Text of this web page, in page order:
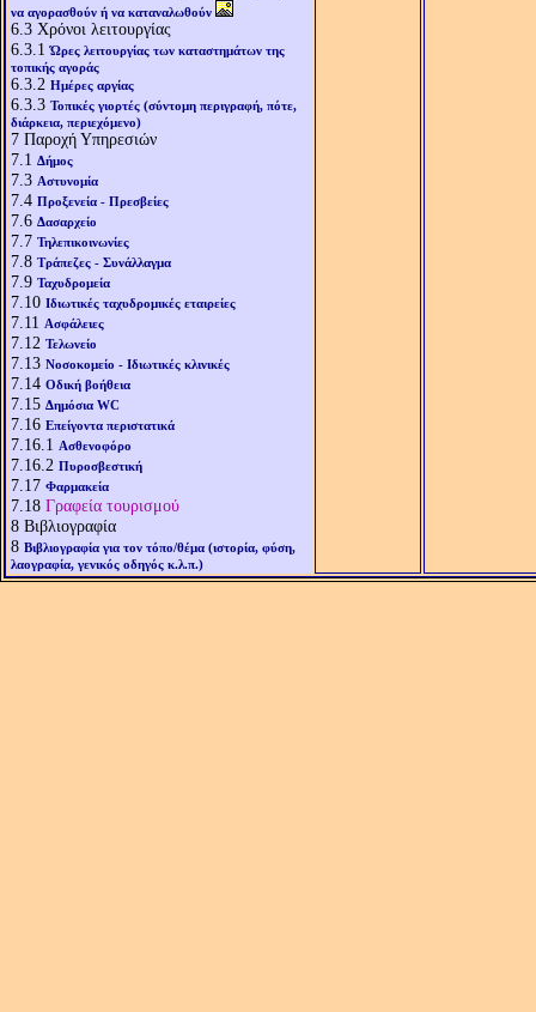
να αγορασθούν ή να καταναλωθούν
6.3 Χρόνοι λειτουργίας
6.3.1Ώρες λειτουργίας των καταστημάτων της
τοπικής αγοράς
6.3.2 Ημέρες αργίας
6.3.3 Τοπικές γιορτές (σύντομη περιγραφή, πότε,
διάρκεια, περιεχόμενο)
7 Παροχή Υπηρεσιών
7.1 Δήμος
7.3 Αστυνομία
7.4 Προξενεία - Πρεσβείες
7.6 Δασαρχείο
7.7 Τηλεπικοινωνίες
7.8 Τράπεζες - Συνάλλαγμα
7.9 Ταχυδρομεία
7.10 Ιδιωτικές ταχυδρομικές εταιρείες
7.11 Ασφάλειες
7.12 Τελωνείο
7.13 Νοσοκομείο - Ιδιωτικές κλινικές
7.14 Οδική βοήθεια
7.15 Δημόσια WC
7.16 Επείγοντα περιστατικά
7.16.1 Ασθενοφόρο
7.16.2 Πυροσβεστική
7.17 Φαρμακεία
7.18 Γραφεία τουρισμού
8 Βιβλιογραφία
8 Βιβλιογραφία για τον τόπο/θέμα (ιστορία, φύση,
λαογραφία, γενικός οδηγός κ.λ.π.)